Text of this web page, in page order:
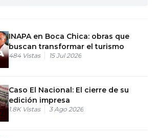
INAPA en Boca Chica: obras que
buscan transformar el turismo
484 Vistas 15 Jul 2026
Caso El Nacional: El cierre de su
edición impresa
1.8K Vistas 3 Ago 2026